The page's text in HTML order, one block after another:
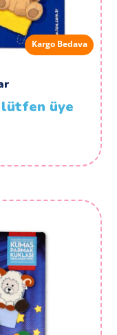
Kargo Bedava
üye